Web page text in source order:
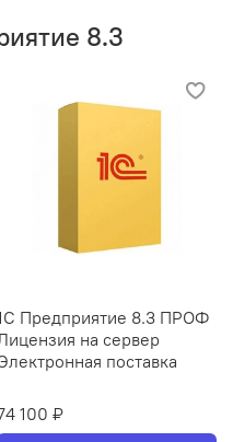
8.3
Предприятие 8.3 ПРОФ
на сервер
поставка
100 ₽